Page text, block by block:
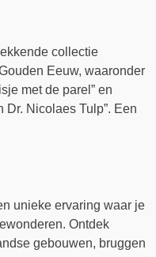
collectie
Eeuw, waaronder
met de parel” en
Dr. Nicolaes Tulp”. Een
unieke ervaring waar je
Ontdek
gebouwen, bruggen